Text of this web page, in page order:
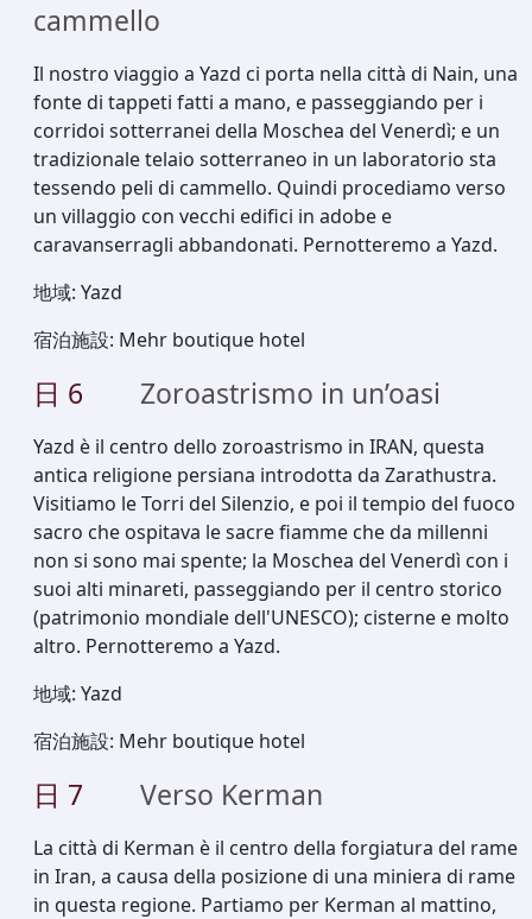
cammello
Il nostro viaggio a Yazd ci porta nella città di Nain, una
fonte di tappeti fatti a mano, e passeggiando per i
corridoi sotterranei della Moschea del Venerdì; e un
tradizionale telaio sotterraneo in un laboratorio sta
tessendo peli di cammello. Quindi procediamo verso
un villaggio con vecchi edifici in adobe e
caravanserragli abbandonati. Pernotteremo a Yazd.
地域: Yazd
宿泊施設: Mehr boutique hotel
日 6 Zoroastrismo in un’oasi
Yazd è il centro dello zoroastrismo in IRAN, questa
antica religione persiana introdotta da Zarathustra.
Visitiamo le Torri del Silenzio, e poi il tempio del fuoco
sacro che ospitava le sacre fiamme che da millenni
non si sono mai spente; la Moschea del Venerdì con i
suoi alti minareti, passeggiando per il centro storico
(patrimonio mondiale dell'UNESCO); cisterne e molto
altro. Pernotteremo a Yazd.
地域: Yazd
宿泊施設: Mehr boutique hotel
日 7 Verso Kerman
La città di Kerman è il centro della forgiatura del rame
in Iran, a causa della posizione di una miniera di rame
in questa regione. Partiamo per Kerman al mattino,